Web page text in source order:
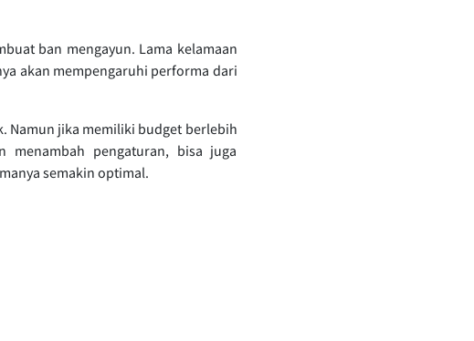
ban mengayun. Lama kelamaan
akan mempengaruhi performa dari
Namun jika memiliki budget berlebih
pengaturan, bisa juga
semakin optimal.